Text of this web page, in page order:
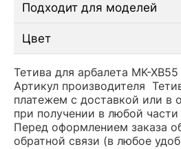
Подходит для моделей
Цвет
Тетива для арбалета MK-
Артикул производителя
платежем с доставкой или в
при получении в любой
Перед оформлением заказа
обратной связи (в любое